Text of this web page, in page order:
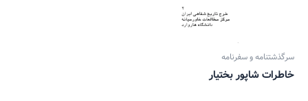
سرگذشتنامه و سفرنامه
خاطرات شاپور بختیار